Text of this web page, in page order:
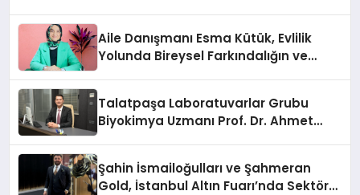
Aile Danışmanı Esma Kütük, Evlilik
Yolunda Bireysel Farkındalığın ve
Talatpaşa Laboratuvarlar Grubu
Biyokimya Uzmanı Prof. Dr. Ahmet
Şahin İsmailoğulları ve Şahmeran
Gold, İstanbul Altın Fuarı’nda Sektöre